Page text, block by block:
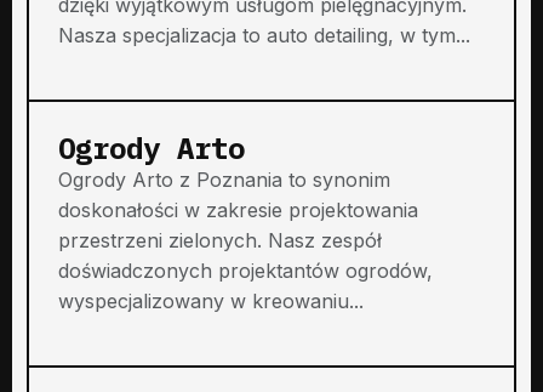
Nasza specjalizacja to auto detailing, w tym...
Ogrody Arto
Ogrody Arto z Poznania to synonim
doskonałości w zakresie projektowania
przestrzeni zielonych. Nasz zespół
doświadczonych projektantów ogrodów,
wyspecjalizowany w kreowaniu...